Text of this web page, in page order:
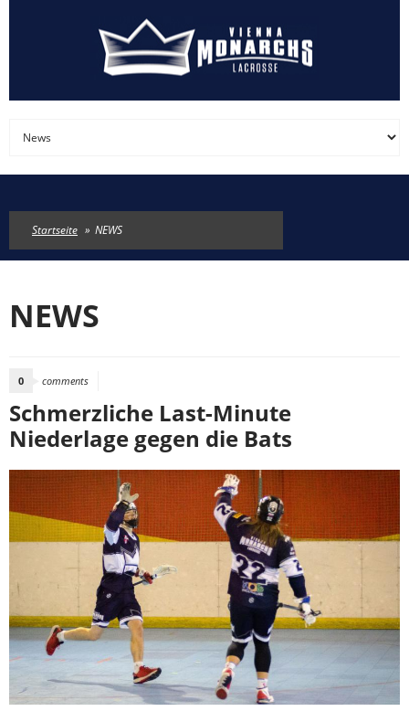
Startseite » NEWS
NEWS
0 comments
Schmerzliche Last-Minute
Niederlage gegen die Bats